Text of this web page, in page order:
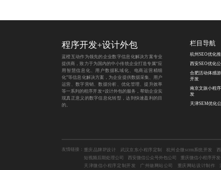
程序开发+设计外包
蓝橙互动作为领先的企业数字信息化解决方案专业
提供商，致力于为国内的中小传统企业打造专属“应
用智慧信息化、用户数据私域化、电商运营精细
化”等信息化解决方案，为企业提供数据采集、用户
运营、数字营销、数据分析、优化管理、提升效率
等一系列的程序开发+设计外包的服务，帮助企业实
现真正意义的数字信息化转型，达到快速盈利的目
的。
栏目导航
杭州SEO优化
西安SEO优化
合肥活动体感
开发
南京文旅小程
发
天津SEM优化
友情链接： 重庆品牌IP设计 武汉京东小程序定制 杭州企微scrm系统开发
短视频后期处理公司
西安微信公众号外包公司
重庆微信小程序开
天津微信小程序定制开发
广州做网站公司 重庆网站设计制作